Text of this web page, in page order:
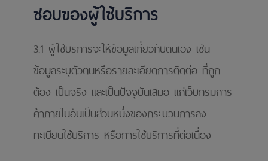
ชอบของผู้ใช้บริการ
3.1 ผู้ใช้บริการจะให้ข้อมูลเกี่ยวกับตนเอง เช่น
ข้อมูลระบุตัวตนหรือรายละเอียดการติดต่อ ที่ถูก
ต้อง เป็นจริง และเป็นปัจจุบันเสมอ แก่เว็บกรมการ
ค้าภายในอันเป็นส่วนหนึ่งของกระบวนการลง
ทะเบียนใช้บริการ หรือการใช้บริการที่ต่อเนื่อง